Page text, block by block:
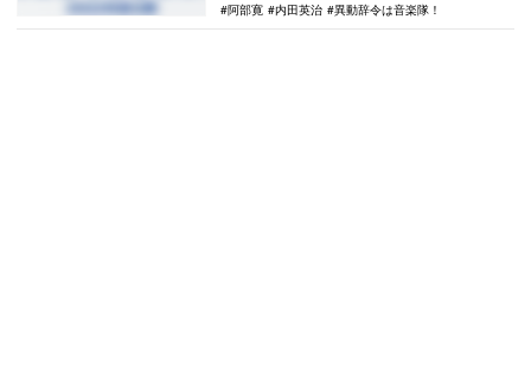
阿部寛
内田英治 異動辞令は音楽隊！